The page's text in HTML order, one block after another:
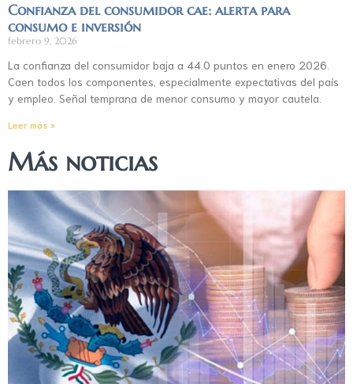
Confianza del consumidor cae: alerta para
consumo e inversión
febrero 9, 2026
La confianza del consumidor baja a 44.0 puntos en enero 2026.
Caen todos los componentes, especialmente expectativas del país
y empleo. Señal temprana de menor consumo y mayor cautela.
Leer más »
Más noticias